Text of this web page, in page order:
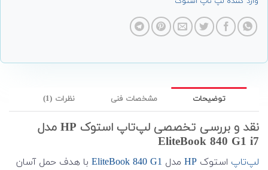
توضیحات مشخصات فنی نظرات (1)
نقد و بررسی تخصصی لپ‌تاپ استوک HP مدل
EliteBook 840 G1 i7
لپ‌تاپ استوک HP مدل EliteBook 840 G1 با هدف حمل آسان